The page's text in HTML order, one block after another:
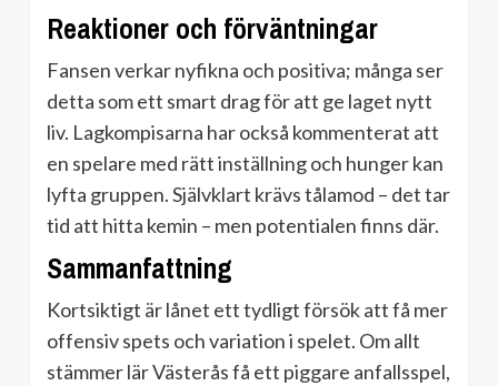
Reaktioner och förväntningar
Fansen verkar nyfikna och positiva; många ser
detta som ett smart drag för att ge laget nytt
liv. Lagkompisarna har också kommenterat att
en spelare med rätt inställning och hunger kan
lyfta gruppen. Självklart krävs tålamod – det tar
tid att hitta kemin – men potentialen finns där.
Sammanfattning
Kortsiktigt är lånet ett tydligt försök att få mer
offensiv spets och variation i spelet. Om allt
stämmer lär Västerås få ett piggare anfallsspel,